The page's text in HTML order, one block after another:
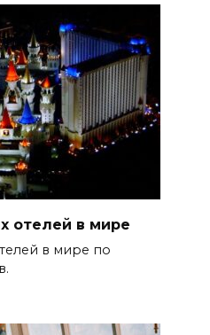
отелей в мире
в мире по